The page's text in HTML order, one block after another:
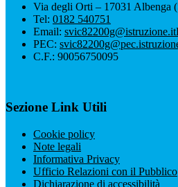
Via degli Orti – 17031 Albenga
Tel: 0182 540751
Email: svic82200g@istruzione.it
PEC:
C.F.: 90056750095
Sezione Link Utili
Cookie policy
Note legali
Informativa Privacy
Ufficio Relazioni con il Pubblico
Dichiarazione di accessibilità